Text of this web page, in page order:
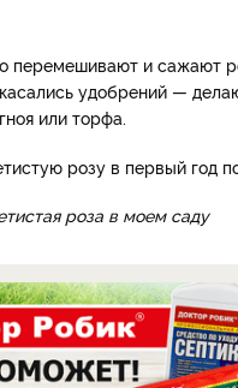
перемешивают и сажают
удобрений —
или торфа.
роза в моем саду